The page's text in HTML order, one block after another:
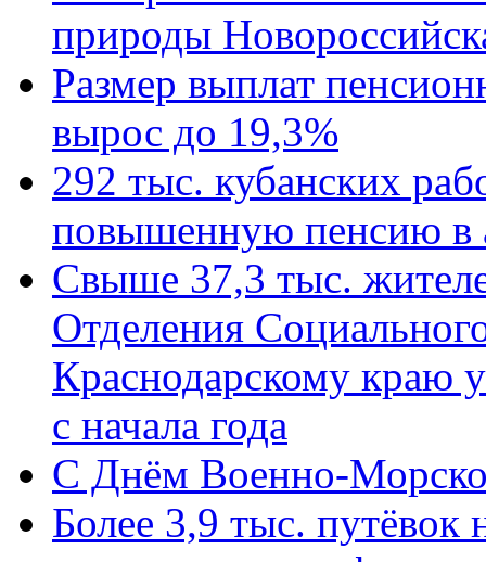
природы
Размер выплат
вырос до 19,3%
292 тыс. кубанских
повышенную пенсию в
Свыше 37,3 тыс.
Отделения
Краснодарскому краю
с начала года
C Днём Военно-
Более 3,9 тыс. путёвок